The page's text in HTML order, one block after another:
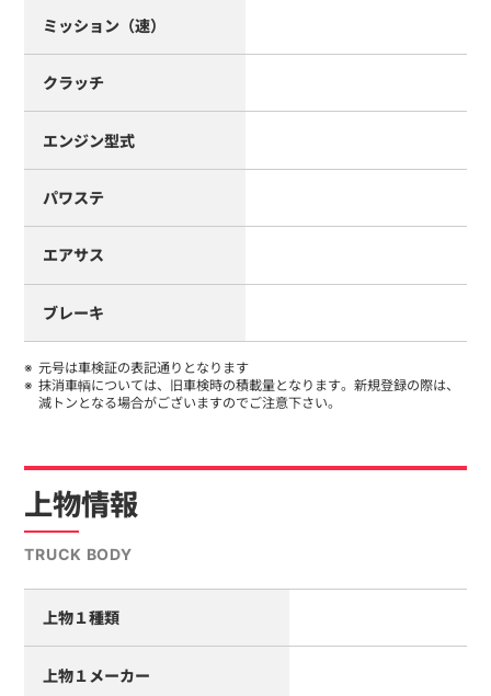
ミッション（速）
クラッチ
エンジン型式
パワステ
エアサス
ブレーキ
元号は車検証の表記通りとなります
抹消車輌については、旧車検時の積載量となります。新規登録の際は、
減トンとなる場合がございますのでご注意下さい。
上物情報
TRUCK BODY
上物１種類
上物１メーカー